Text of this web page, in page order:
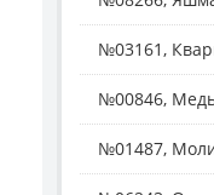
№03161,
№00846,
№01487,